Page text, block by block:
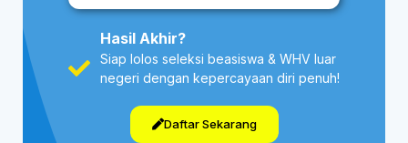
Hasil Akhir?
Siap lolos seleksi beasiswa & WHV luar
negeri dengan kepercayaan diri penuh!
Daftar Sekarang